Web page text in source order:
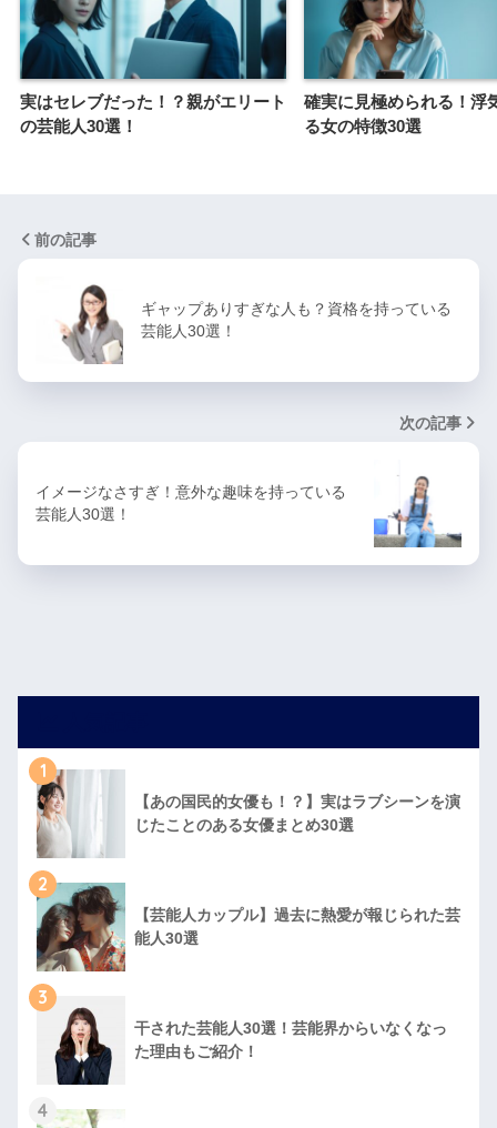
実はセレブだった！？親がエリート
の芸能人30選！
確実に見極められる！浮
る女の特徴30選
前の記事
ギャップありすぎな人も？資格を持っている
芸能人30選！
次の記事
イメージなさすぎ！意外な趣味を持っている
芸能人30選！
1
【あの国民的女優も！？】実はラブシーンを演
じたことのある女優まとめ30選
2
【芸能人カップル】過去に熱愛が報じられた芸
能人30選
3
干された芸能人30選！芸能界からいなくなっ
た理由もご紹介！
4